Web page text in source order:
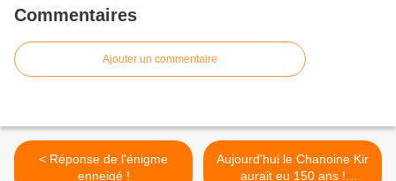
Commentaires
Ajouter un commentaire
< Réponse de l'énigme
enneigé !
Aujourd'hui le Chanoine Kir
aurait eu 150 ans !